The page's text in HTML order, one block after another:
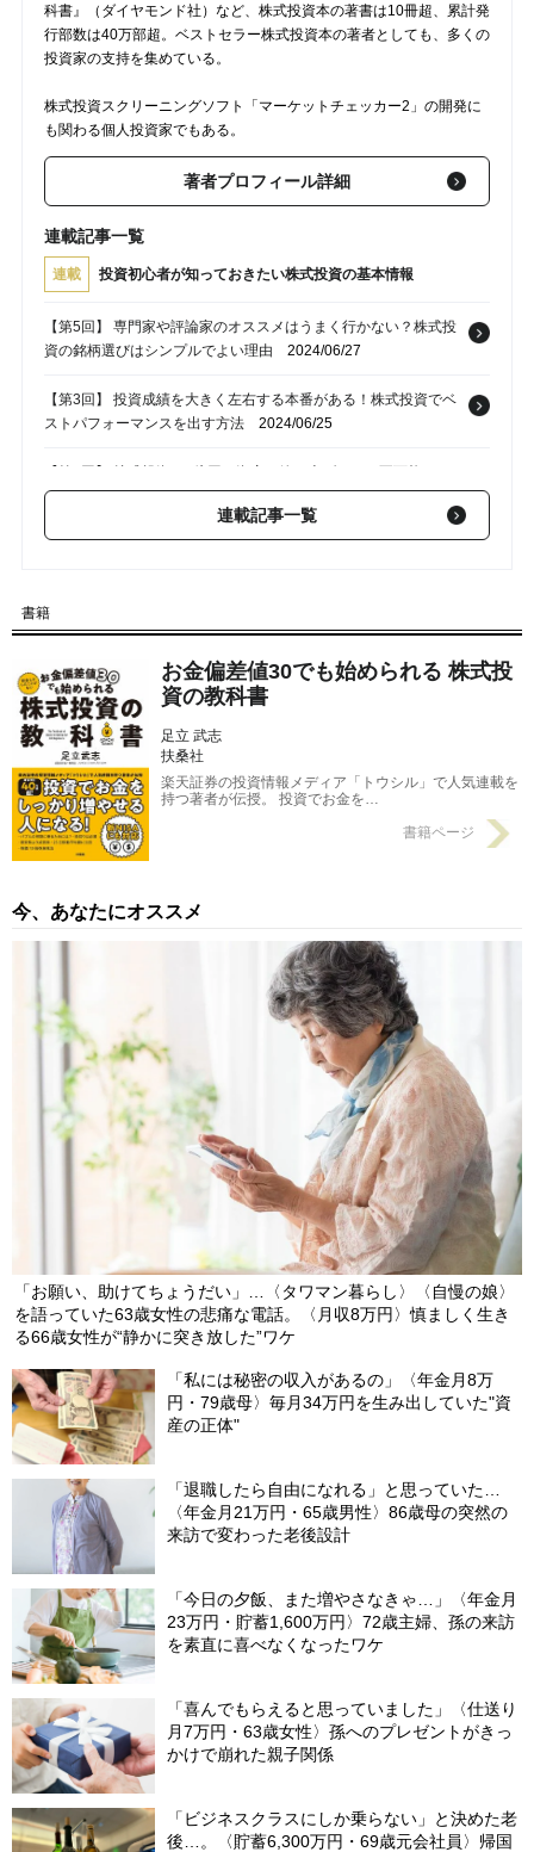
科書』（ダイヤモンド社）など、株式投資本の著書は10冊超、累計発
行部数は40万部超。ベストセラー株式投資本の著者としても、多くの
投資家の支持を集めている。
株式投資スクリーニングソフト「マーケットチェッカー2」の開発に
も関わる個人投資家でもある。
著者プロフィール詳細
連載記事一覧
連載 投資初心者が知っておきたい株式投資の基本情報
【第5回】 専門家や評論家のオススメはうまく行かない？株式投
資の銘柄選びはシンプルでよい理由 2024/06/27
【第3回】 投資成績を大きく左右する本番がある！株式投資でベ
ストパフォーマンスを出す方法 2024/06/25
ない！「億り人」になる4つの方法2024/06/24
【第1回】 少額でも始めることが可能！投資初心者にとって実は
連載記事一覧
書籍
お金偏差値30でも始められる 株式投
資の教科書
足立 武志
扶桑社
楽天証券の投資情報メディア「トウシル」で人気連載を
持つ著者が伝授。 投資でお金を…
書籍ページ
今、あなたにオススメ
「お願い、助けてちょうだい」…〈タワマン暮らし〉〈自慢の娘〉
を語っていた63歳女性の悲痛な電話。〈月収8万円〉慎ましく生き
る66歳女性が“静かに突き放した”ワケ
「私には秘密の収入があるの」〈年金月8万
円・79歳母〉毎月34万円を生み出していた"資
産の正体"
「退職したら自由になれる」と思っていた…
〈年金月21万円・65歳男性〉86歳母の突然の
来訪で変わった老後設計
「今日の夕飯、また増やさなきゃ…」〈年金月
23万円・貯蓄1,600万円〉72歳主婦、孫の来訪
を素直に喜べなくなったワケ
「喜んでもらえると思っていました」〈仕送り
月7万円・63歳女性〉孫へのプレゼントがきっ
かけで崩れた親子関係
「ビジネスクラスにしか乗らない」と決めた老
後…。〈貯蓄6,300万円・69歳元会社員〉帰国